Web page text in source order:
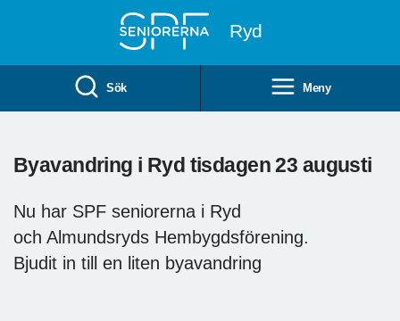
Ryd
Sök Meny
Byavandring i Ryd tisdagen 23 augusti
Nu har SPF seniorerna i Ryd
och Almundsryds Hembygdsförening.
Bjudit in till en liten byavandring